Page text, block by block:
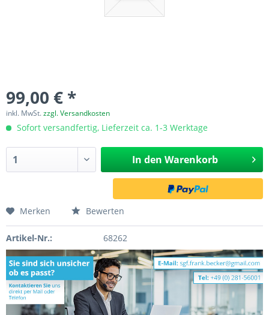
99,00 € *
inkl. MwSt.zzgl. Versandkosten
Sofort versandfertig, Lieferzeit ca. 1-3 Werktage
In den Warenkorb
Merken Bewerten
Artikel-Nr.: 68262